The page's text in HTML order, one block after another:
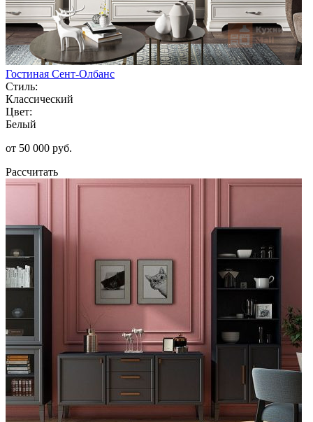
Гостиная Сент-Олбанс
Стиль:
Классический
Цвет:
Белый
от 50 000 руб.
Рассчитать